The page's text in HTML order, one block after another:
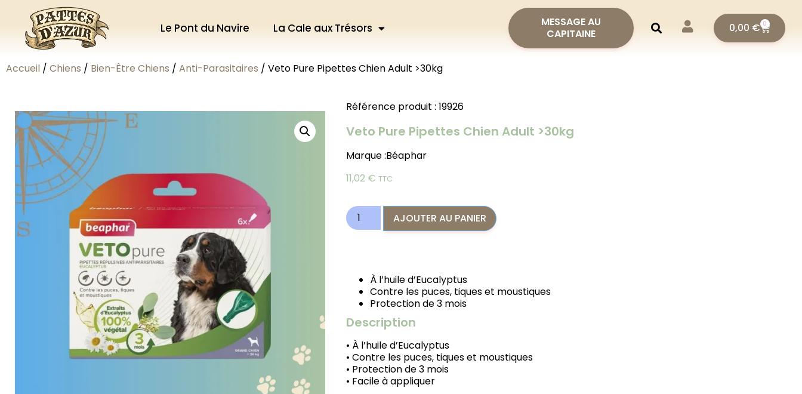
Le Pont du Navire La Cale aux Trésors
MESSAGE AU
CAPITAINE
0,00 € 0
Accueil / Chiens / Bien-Être Chiens / Anti-Parasitaires / Veto Pure Pipettes Chien Adult >30kg
Référence produit : 19926
Veto Pure Pipettes Chien Adult >30kg
Marque :Béaphar
11,02 € TTC
AJOUTER AU PANIER
À l’huile d’Eucalyptus
Contre les puces, tiques et moustiques
Protection de 3 mois
Description
• À l’huile d’Eucalyptus
• Contre les puces, tiques et moustiques
• Protection de 3 mois
• Facile à appliquer